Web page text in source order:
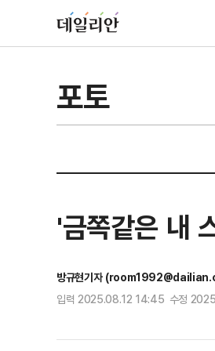
포토
'금쪽같은 내
방규현기자
입력 2025.08.12 14:45 수정